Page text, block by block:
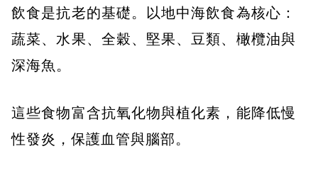
飲食是抗老的基礎。以地中海飲食為核心：
蔬菜、水果、全穀、堅果、豆類、橄欖油與
深海魚。
這些食物富含抗氧化物與植化素，能降低慢
性發炎，保護血管與腦部。